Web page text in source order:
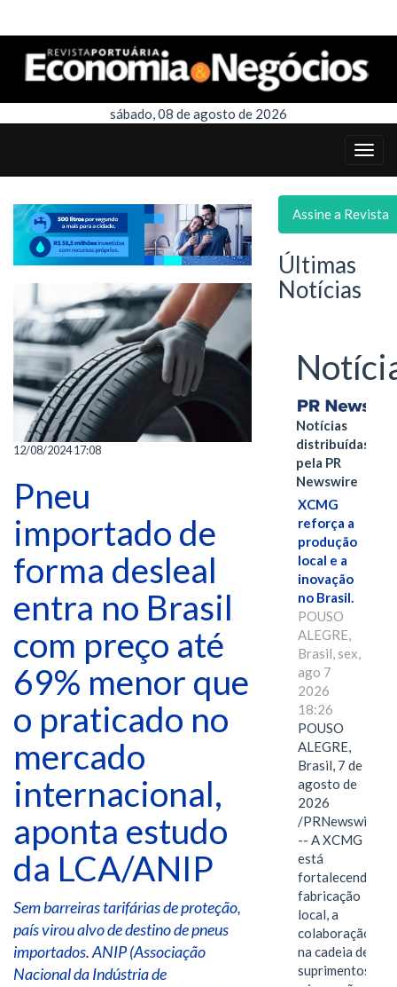
sábado, 08 de agosto de 2026
12/08/2024 17:08
Pneu
importado de
forma desleal
entra no Brasil
com preço até
69% menor que
o praticado no
mercado
internacional,
aponta estudo
da LCA/ANIP
Sem barreiras tarifárias de proteção,
país virou alvo de destino de pneus
importados. ANIP (Associação
Nacional da Indústria de
Assine a Revista
Últimas
Notícias
Notícias
distribuídas
pela PR
Newswire
XCMG
reforça a
produção
local e a
inovação
no Brasil.
POUSO
ALEGRE,
Brasil, sex,
ago 7
2026
18:26
POUSO
ALEGRE,
Brasil, 7 de
agosto de
2026
/PRNewswire/
-- A XCMG
está
fortalecendo a
fabricação
local, a
colaboração
na cadeia de
suprimentos e